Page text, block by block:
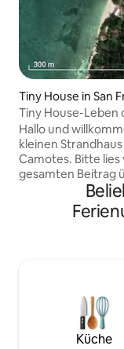
Tiny House in San
Tiny House-Leben
Hallo und
kleinen
Camotes. Bitte
gesamten Beitrag
Wir bemühen
zur Verfügung zu
angenehmen
nachfragen, und
Bestes tun, um
Richtung zu weisen. Genieße die frische
Meeresbrise, das
Küche